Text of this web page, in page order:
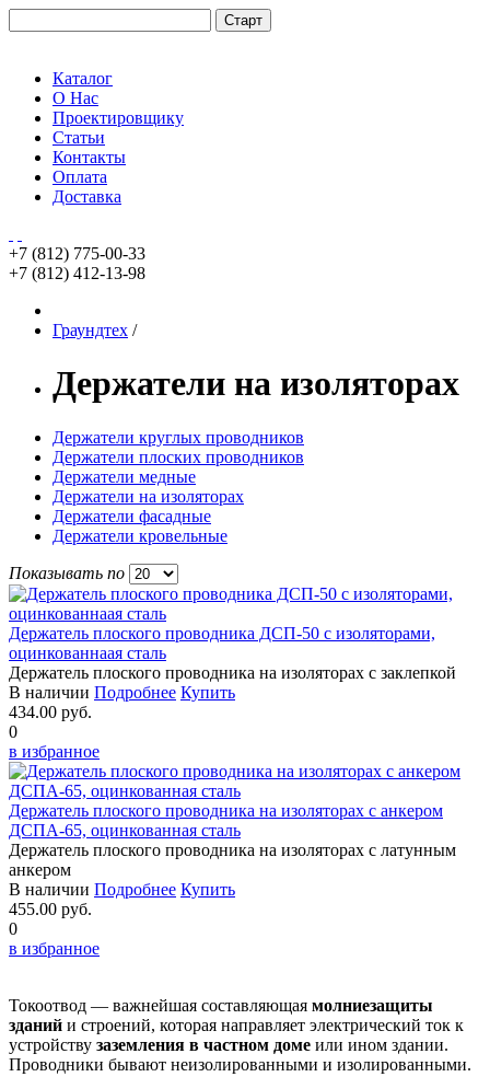
Каталог
О Нас
Проектировщику
Статьи
Контакты
Оплата
Доставка
+7 (812) 775-00-33
+7 (812) 412-13-98
Граундтех /
Держатели на изоляторах
Держатели круглых проводников
Держатели плоских проводников
Держатели медные
Держатели на изоляторах
Держатели фасадные
Держатели кровельные
Показывать по
Держатель плоского проводника ДСП-50 с изоляторами,
оцинкованнаая сталь
Держатель плоского проводника на изоляторах с заклепкой
В наличии Подробнее Купить
434.00 руб.
0
в избранное
Держатель плоского проводника на изоляторах с анкером
ДСПА-65, оцинкованная сталь
Держатель плоского проводника на изоляторах с латунным
анкером
В наличии Подробнее Купить
455.00 руб.
0
в избранное
Токоотвод — важнейшая составляющая молниезащиты
зданий и строений, которая направляет электрический ток к
устройству заземления в частном доме или ином здании.
Проводники бывают неизолированными и изолированными.